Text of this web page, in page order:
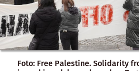
Foto: Free Palestine. Solidarity